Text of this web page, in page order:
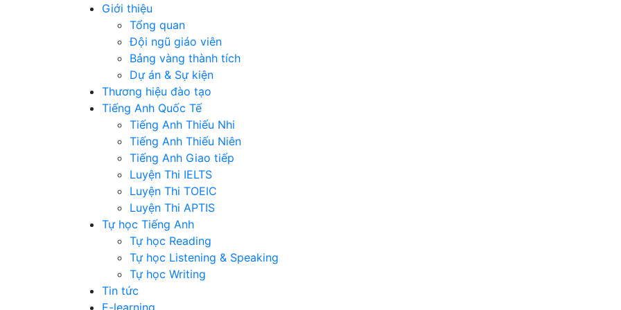
Giới thiệu
Tổng quan
Đội ngũ giáo viên
Bảng vàng thành tích
Dự án & Sự kiện
Thương hiệu đào tạo
Tiếng Anh Quốc Tế
Tiếng Anh Thiếu Nhi
Tiếng Anh Thiếu Niên
Tiếng Anh Giao tiếp
Luyện Thi IELTS
Luyện Thi TOEIC
Luyện Thi APTIS
Tự học Tiếng Anh
Tự học Reading
Tự học Listening & Speaking
Tự học Writing
Tin tức
E-learning